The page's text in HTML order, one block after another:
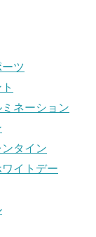
ツ
ネーション
タイン
イトデー